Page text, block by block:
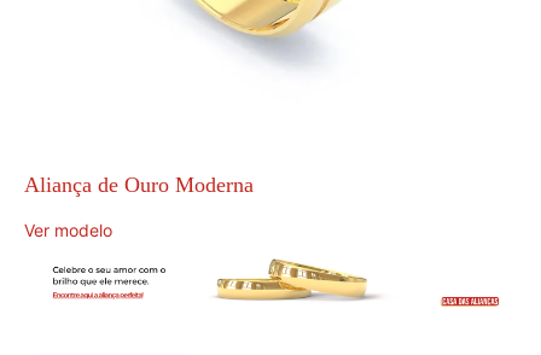
Aliança de Ouro Moderna
Ver modelo